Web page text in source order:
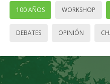
100 AÑOS WORKSHOP
DEBATES OPINIÓN